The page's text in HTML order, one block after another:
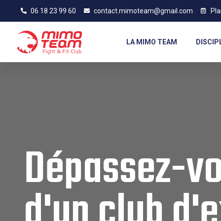
06 18 23 99 60 contact.mimoteam@gmail.com
LA MIMO TEAM
Dépassez-